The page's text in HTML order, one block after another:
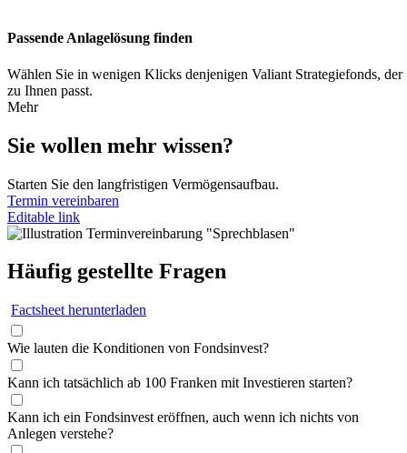
Passende Anlagelösung finden
Wählen Sie in wenigen Klicks denjenigen Valiant Strategiefonds, der
zu Ihnen passt.
Mehr
Sie wollen mehr wissen?
Starten Sie den langfristigen Vermögensaufbau.
Termin vereinbaren
Editable link
Häufig gestellte Fragen
Factsheet herunterladen
Wie lauten die Konditionen von Fondsinvest?
Kann ich tatsächlich ab 100 Franken mit Investieren starten?
Kann ich ein Fondsinvest eröffnen, auch wenn ich nichts von
Anlegen verstehe?